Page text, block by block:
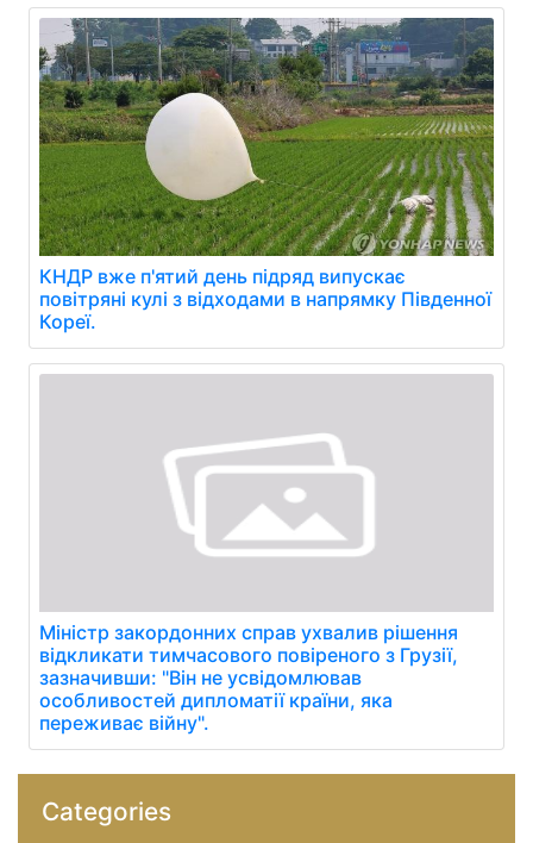
КНДР вже п'ятий день підряд випускає
повітряні кулі з відходами в напрямку Південної
Кореї.
Міністр закордонних справ ухвалив рішення
відкликати тимчасового повіреного з Грузії,
зазначивши: "Він не усвідомлював
особливостей дипломатії країни, яка
переживає війну".
Categories